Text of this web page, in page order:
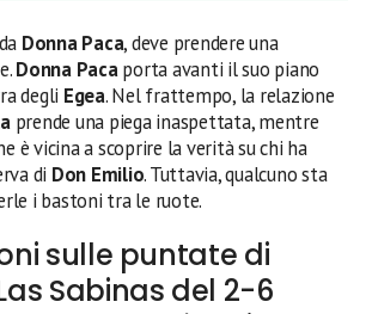
Donna Paca, deve prendere una
Donna Pacaporta avanti il suo piano
degli Egea. Nel frattempo, la relazione
prende una piega inaspettata, mentre
è vicina a scoprire la verità su chi ha
di Don Emilio. Tuttavia, qualcuno sta
i bastoni tra le ruote.
sulle puntate di
Sabinas del 2-6